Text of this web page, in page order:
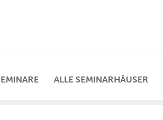
ALLE SEMINARHÄUSER